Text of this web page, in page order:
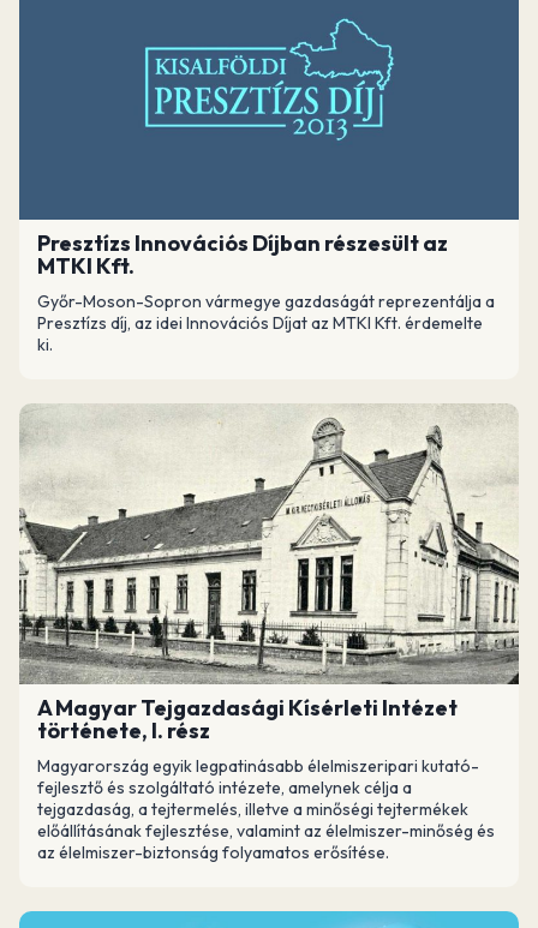
Presztízs Innovációs Díjban részesült az
MTKI Kft.
Győr-Moson-Sopron vármegye gazdaságát reprezentálja a
Presztízs díj, az idei Innovációs Díjat az MTKI Kft. érdemelte
ki.
A Magyar Tejgazdasági Kísérleti Intézet
története, I. rész
Magyarország egyik legpatinásabb élelmiszeripari kutató-
fejlesztő és szolgáltató intézete, amelynek célja a
tejgazdaság, a tejtermelés, illetve a minőségi tejtermékek
előállításának fejlesztése, valamint az élelmiszer-minőség és
az élelmiszer-biztonság folyamatos erősítése.